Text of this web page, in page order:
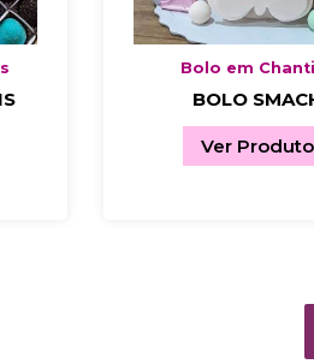
Bolo em
BOLO
Ver Produto